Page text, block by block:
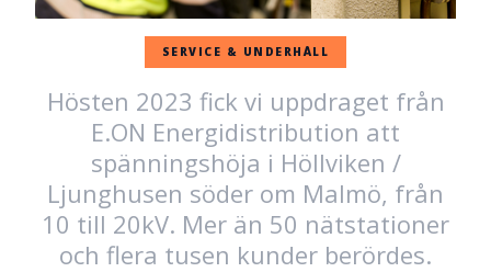
SERVICE & UNDERHÅLL
Hösten 2023 fick vi uppdraget från
E.ON Energidistribution att
spänningshöja i Höllviken /
Ljunghusen söder om Malmö, från
10 till 20kV. Mer än 50 nätstationer
och flera tusen kunder berördes.